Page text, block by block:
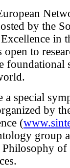
by the
in
open to
foundational
special
by
(
group
of